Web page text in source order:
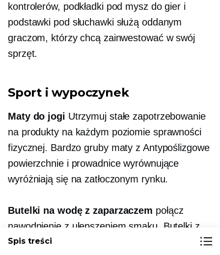
kontrolerów, podkładki pod mysz do gier i
podstawki pod słuchawki służą oddanym
graczom, którzy chcą zainwestować w swój
sprzęt.
Sport i wypoczynek
Maty do jogi Utrzymuj stałe zapotrzebowanie
na produkty na każdym poziomie sprawności
fizycznej. Bardzo grubymaty z Antypoślizgowe
powierzchnie i prowadnice wyrównujące
wyróżniają się na zatłoczonym rynku.
Butelki na wodę z zaparzaczem połącz
nawodnienie z ulepszeniem smaku. Butelki z
komorami do zaparzania owoców i
Spis treści